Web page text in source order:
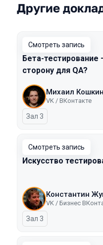
Другие
Смотреть запись
Бета-
сторону для QA?
Михаил Кошкин
VK / ВКонтакте
Зал 3
Смотреть запись
Искусство
Константин
VK / Бизнес
Зал 3